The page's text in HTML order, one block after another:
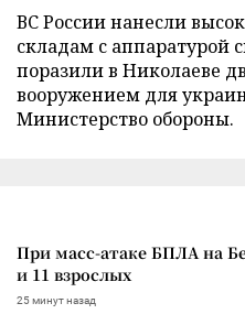
ВС России нанесли
складам с аппаратурой
поразили в Николаеве
вооружением для
Министерство обороны.
При масс-атаке БПЛА на
и 11 взрослых
25 минут назад